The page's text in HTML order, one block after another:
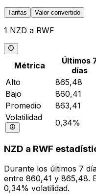
Tarifas Valor convertido
1 NZD a RWF
Métrica
Últimos
días
Alto
865,48
Bajo
860,41
Promedio
863,41
Volatilidad
0,34%
NZD a RWF
Durante los últimos 7
entre 860,41 y 865,48.
0,34% volatilidad.